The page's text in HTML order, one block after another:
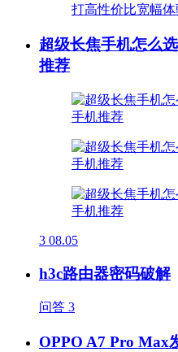
超级长焦手机怎么
推荐
3 08.05
h3c路由器密码破解
问答 3
OPPO A7 Pro Max